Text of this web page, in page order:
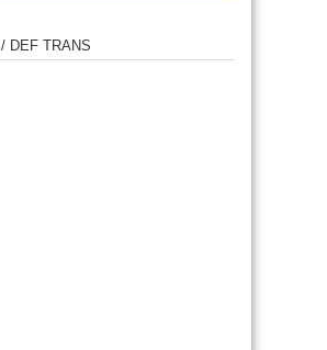
/ DEF TRANS